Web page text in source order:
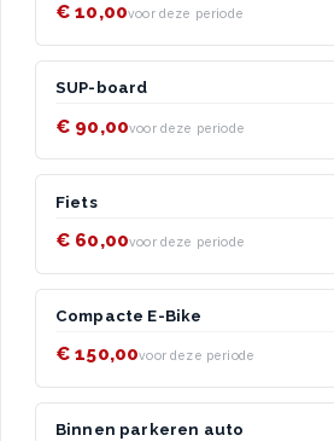
€ 10,00voor deze periode
SUP-board
€ 90,00voor deze periode
Fiets
€ 60,00voor deze periode
Compacte E-Bike
€ 150,00voor deze periode
Binnen parkeren auto